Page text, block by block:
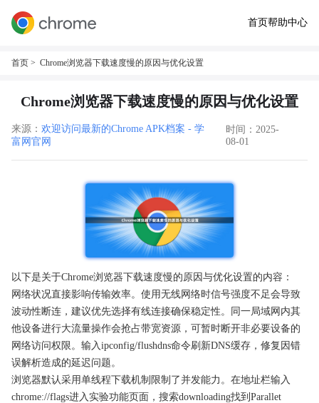
首页帮助中心
首页 > Chrome浏览器下载速度慢的原因与优化设置
Chrome浏览器下载速度慢的原因与优化设置
来源： 欢迎访问最新的Chrome APK档案 - 学
富网官网
时间：2025-
08-01
以下是关于Chrome浏览器下载速度慢的原因与优化设置的内容：
网络状况直接影响传输效率。使用无线网络时信号强度不足会导致
波动性断连，建议优先选择有线连接确保稳定性。同一局域网内其
他设备进行大流量操作会抢占带宽资源，可暂时断开非必要设备的
网络访问权限。输入ipconfig/flushdns命令刷新DNS缓存，修复因错
误解析造成的延迟问题。
浏览器默认采用单线程下载机制限制了并发能力。在地址栏输入
chrome://flags进入实验功能页面，搜索downloading找到Parallet